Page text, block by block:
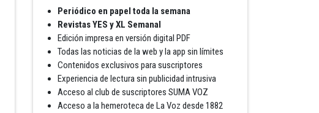
Periódico en papel toda la semana
Revistas YES y XL Semanal
Edición impresa en versión digital PDF
Todas las noticias de la web y la app sin límites
Contenidos exclusivos para suscriptores
Experiencia de lectura sin publicidad intrusiva
Acceso al club de suscriptores SUMA VOZ
Acceso a la hemeroteca de La Voz desde 1882